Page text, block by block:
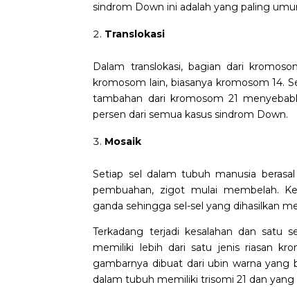
sindrom Down ini adalah yang paling
Translokasi
Dalam translokasi, bagian dari
kromosom lain, biasanya kromosom 14.
tambahan dari kromosom 21
persen dari semua kasus sindrom Down.
Mosaik
Setiap sel dalam tubuh manusia
pembuahan, zigot mulai membelah.
ganda sehingga sel-sel yang dihasilkan
Terkadang terjadi kesalahan dan satu
memiliki lebih dari satu jenis riasan
gambarnya dibuat dari ubin warna yang
dalam tubuh memiliki trisomi 21 dan